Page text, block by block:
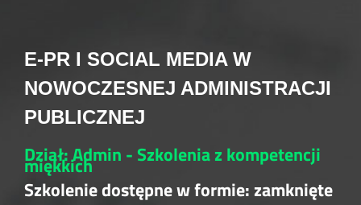
E-PR I SOCIAL MEDIA W
NOWOCZESNEJ ADMINISTRACJI
PUBLICZNEJ
Dział: Admin - Szkolenia z kompetencji
miękkich
Szkolenie dostępne w formie: zamknięte